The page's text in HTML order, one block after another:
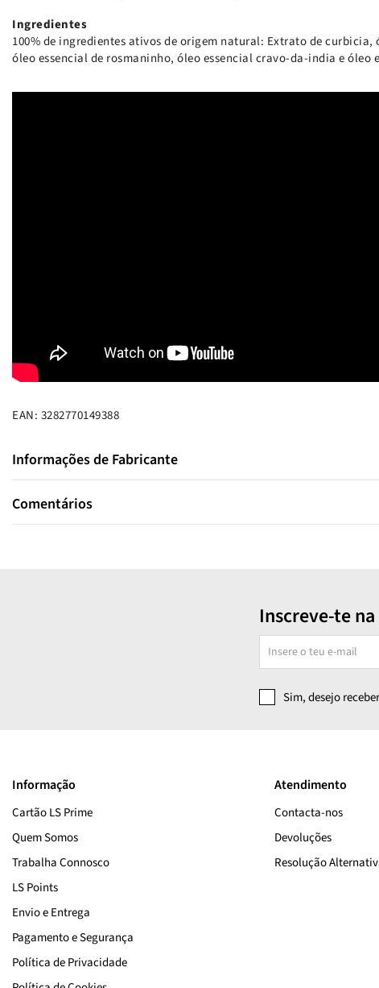
Ingredientes
100% de ingredientes ativos de origem natural: Extrato de curbicia,
óleo essencial de rosmaninho, óleo essencial cravo-da-india e óleo
EAN: 3282770149388
Informações de Fabricante
Comentários
Inscreve-te
Sim, desejo
Informação
Cartão LS Prime
Quem Somos
Trabalha Connosco
LS Points
Envio e Entrega
Pagamento e Segurança
Política de Privacidade
Atendimento
Contacta-nos
Devoluções
Resolução